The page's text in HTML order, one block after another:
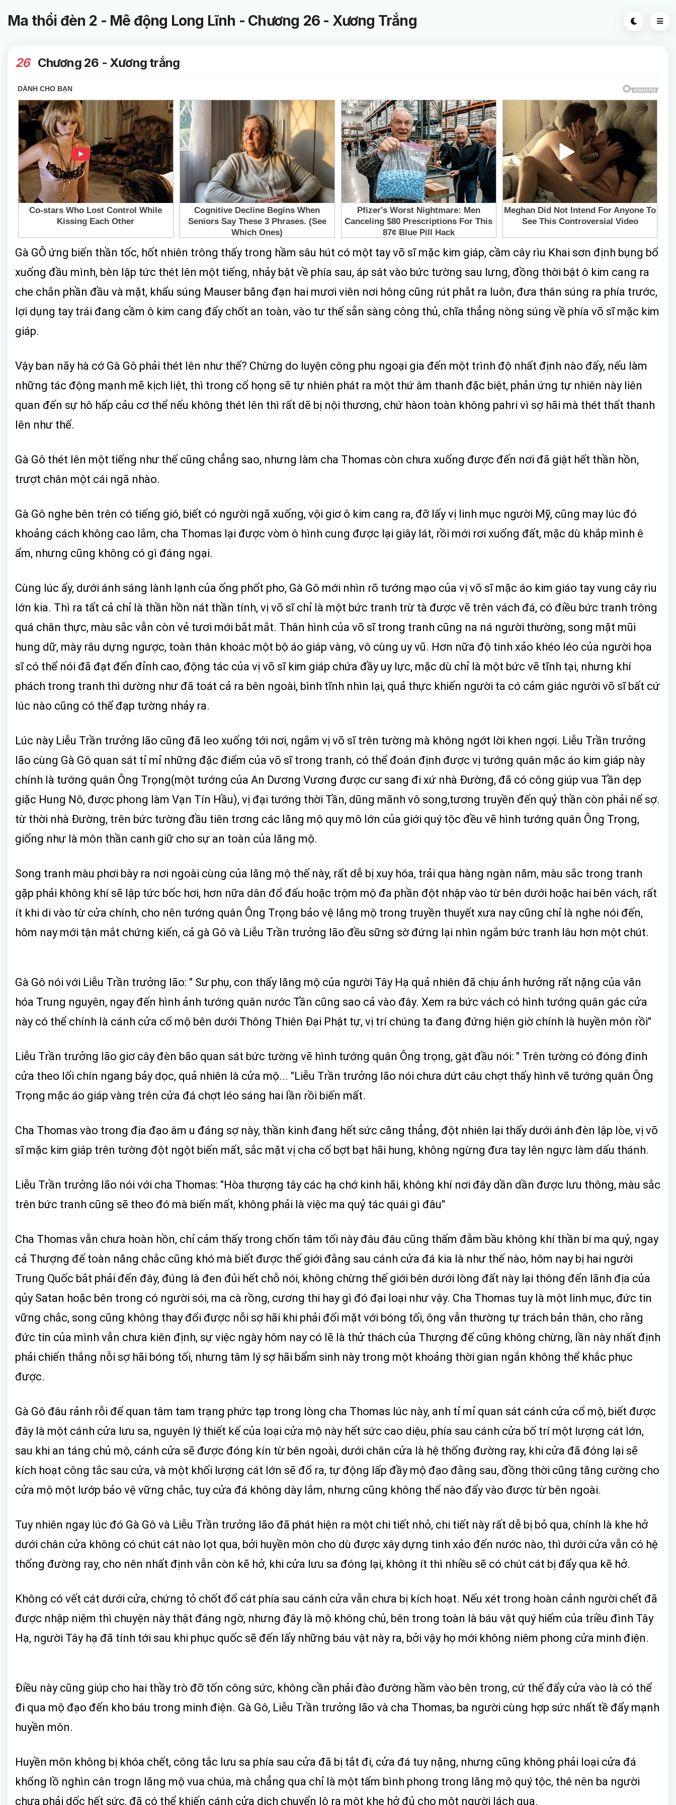
Ma thổi đèn 2 - Mê động Long Lĩnh - Chương 26 - Xương Trắng
26 Chương 26 - Xương trắng
Gà GÔ ứng biến thần tốc, hốt nhiên trông thấy trong hầm sâu hút có một tay võ sĩ mặc kim giáp, cầm cây rìu Khai sơn định bụng bổ
xuống đầu mình, bèn lập tức thét lên một tiếng, nhảy bật về phía sau, áp sát vào bức tường sau lưng, đồng thời bật ô kim cang ra
che chắn phần đầu và mặt, khẩu súng Mauser băng đạn hai mươi viên nơi hông cũng rút phắt ra luôn, đưa thân súng ra phía trước,
lợi dụng tay trái đang cầm ô kim cang đẩy chốt an toàn, vào tư thế sẵn sàng công thủ, chĩa thẳng nòng súng về phía võ sĩ mặc kim
giáp.
Vậy ban nãy hà cớ Gà Gô phải thét lên như thế? Chừng do luyện công phu ngoại gia đến một trình độ nhất định nào đấy, nếu làm
những tác động mạnh mẽ kịch liệt, thì trong cổ họng sẽ tự nhiên phát ra một thứ âm thanh đặc biệt, phản ứng tự nhiên này liên
quan đến sự hô hấp cảu cơ thể nếu không thét lên thì rất dẽ bị nội thương, chứ hàon toàn không pahri vì sợ hãi mà thét thất thanh
lên như thế.
Gà Gô thét lên một tiếng như thế cũng chẳng sao, nhưng làm cha Thomas còn chưa xuống được đến nơi đã giật hết thần hồn,
trượt chân một cái ngã nhào.
Gà Gô nghe bên trên có tiếng gió, biết có người ngã xuống, vội giơ ô kim cang ra, đỡ lấy vị linh mục người Mỹ, cũng may lúc đó
khoảng cách không cao lắm, cha Thomas lại được vòm ô hình cung được lại giây lát, rồi mới rơi xuống đất, mặc dù khắp mình ê
ẩm, nhưng cũng không có gì đáng ngại.
Cùng lúc ấy, dưới ánh sáng lành lạnh của ống phốt pho, Gà Gô mới nhìn rõ tướng mạo của vị võ sĩ mặc áo kim giáo tay vung cây rìu
lớn kia. Thì ra tất cả chỉ là thần hồn nát thần tính, vị võ sĩ chỉ là một bức tranh trừ tà được vẽ trên vách đá, có điều bức tranh trông
quá chân thực, màu sắc vẫn còn vẻ tươi mới bắt mắt. Thân hình của võ sĩ trong tranh cũng na ná người thường, song mặt mũi
hung dữ, mày râu dựng ngược, toàn thân khoác một bộ áo giáp vàng, vô cùng uy vũ. Hơn nữa độ tinh xảo khéo léo của người họa
sĩ có thể nói đã đạt đến đỉnh cao, động tác của vị võ sĩ kim giáp chứa đầy uy lực, mặc dù chỉ là một bức vẽ tĩnh tại, nhưng khí
phách trong tranh thì dường như đã toát cả ra bên ngoài, bình tĩnh nhìn lại, quả thực khiến người ta có cảm giác người võ sĩ bất cứ
lúc nào cũng có thể đạp tường nhảy ra.
Lúc này Liễu Trần trưởng lão cũng đã leo xuống tới nơi, ngắm vị võ sĩ trên tường mà không ngớt lời khen ngợi. Liễu Trần trưởng
lão cùng Gà Gô quan sát tỉ mỉ những đặc điểm của võ sĩ trong tranh, có thể đoán định được vị tướng quân mặc áo kim giáp này
chính là tướng quân Ông Trọng(một tướng của An Dương Vương được cư sang đi xứ nhà Đường, đã có công giúp vua Tần dẹp
giặc Hung Nô, được phong làm Vạn Tín Hầu), vị đại tướng thời Tần, dũng mãnh vô song,tương truyền đến quỷ thần còn phải nể sợ.
từ thời nhà Đường, trên bức tường đầu tiên trơng các lăng mộ quy mô lớn của giới quý tộc đều vẽ hình tướng quân Ông Trọng,
giống như là môn thần canh giữ cho sự an toàn của lăng mộ.
Song tranh màu phơi bày ra nơi ngoài cùng của lăng mộ thế này, rất dễ bị xuy hóa, trải qua hàng ngàn năm, màu sắc trong tranh
gặp phải không khí sẽ lập tức bốc hơi, hơn nữa dân đổ đấu hoặc trộm mộ đa phần đột nhập vào từ bên dưới hoặc hai bên vách, rất
ít khi di vào từ cửa chính, cho nên tướng quân Ông Trọng bảo vệ lăng mộ trong truyền thuyết xưa nay cũng chỉ là nghe nói đến,
hôm nay mới tận mắt chứng kiến, cả gà Gô và Liễu Trần trưởng lão đều sững sờ đứng lại nhìn ngắm bức tranh lâu hơn một chút.
Gà Gô nói với Liễu Trần trưởng lão: " Sư phụ, con thấy lăng mộ của người Tây Hạ quả nhiên đã chịu ảnh hưởng rất nặng của văn
hóa Trung nguyên, ngay đến hình ảnh tướng quân nước Tần cũng sao cả vào đây. Xem ra bức vách có hình tướng quân gác cửa
này có thể chính là cánh cửa cổ mộ bên dưới Thông Thiên Đại Phật tự, vị trí chúng ta đang đứng hiện giờ chính là huyền môn rồi"
Liễu Trần trưởng lão giơ cây đèn bão quan sát bức tường vẽ hình tướng quân Ông trọng, gật đầu nói: " Trên tường có đóng đinh
cửa theo lối chín ngang bảy dọc, quả nhiên là cửa mộ... "Liễu Trần trưởng lão nói chưa dứt câu chợt thấy hình vẽ tướng quân Ông
Trọng mặc áo giáp vàng trên cửa đá chợt léo sáng hai lần rồi biến mất.
Cha Thomas vào trong địa đạo âm u đáng sợ này, thần kinh đang hết sức căng thẳng, đột nhiên lại thấy dưới ánh đèn lập lòe, vị võ
sĩ mặc kim giáp trên tường đột ngột biến mất, sắc mặt vị cha cố bợt bạt hãi hung, không ngừng đưa tay lên ngực làm dấu thánh.
Liễu Trần trưởng lão nói với cha Thomas: "Hòa thượng tây các hạ chớ kinh hãi, không khí nơi đây dần dần được lưu thông, màu sắc
trên bức tranh cũng sẽ theo đó mà biến mất, không phải là việc ma quỷ tác quái gì đâu"
Cha Thomas vẫn chưa hoàn hồn, chỉ cảm thấy trong chốn tăm tối này đâu đâu cũng thấm đẫm bầu không khí thần bí ma quỷ, ngay
cả Thượng đế toàn năng chắc cũng khó mà biết được thế giới đằng sau cánh cửa đá kia là như thế nào, hôm nay bị hai người
Trung Quốc bắt phải đến đây, đúng là đen đủi hết chỗ nói, không chừng thế giới bên dưới lòng đất này lại thông đến lãnh địa của
qủy Satan hoặc bên trong có người sói, ma cà rồng, cương thi hay gì đó đại loại như vậy. Cha Thomas tuy là một linh mục, đức tin
vững chắc, song cũng không thay đổi được nỗi sợ hãi khi phải đối mặt với bóng tối, ông vẫn thường tự trách bản thân, cho rằng
đức tin của mình vẫn chưa kiên định, sự việc ngày hôm nay có lẽ là thử thách của Thượng đế cũng không chừng, lần này nhất định
phải chiến thắng nỗi sợ hãi bóng tối, nhưng tâm lý sợ hãi bẩm sinh này trong một khoảng thời gian ngắn không thể khắc phục
được.
Gà Gô đâu rảnh rỗi để quan tâm tam trạng phức tạp trong lòng cha Thomas lúc này, anh tỉ mỉ quan sát cánh cửa cổ mộ, biết được
đây là một cánh cửa lưu sa, nguyên lý thiết kế của loại cửa mộ này hết sức cao diệu, phía sau cánh cửa bố trí một lượng cát lớn,
sau khi an táng chủ mộ, cánh cửa sẽ được đóng kín từ bên ngoài, dưới chân cửa là hệ thống đường ray, khi cửa đã đóng lại sẽ
kích hoạt công tắc sau cửa, và một khối lượng cát lớn sẽ đổ ra, tự động lấp đầy mộ đạo đằng sau, đồng thời cũng tăng cường cho
cửa mộ một lướp bảo vệ vững chắc, tuy cửa đá không dày lắm, nhưng cũng không thể nào đẩy vào được từ bên ngoài.
Tuy nhiên ngay lúc đó Gà Gô và Liễu Trần trưởng lão đã phát hiện ra một chi tiết nhỏ, chi tiết này rất dễ bị bỏ qua, chính là khe hở
dưới chân cửa không có chút cát nào lọt qua, bởi huyền môn cho dù được xây dựng tinh xảo đến nước nào, thì dưới cửa vẫn có hệ
thống đường ray, cho nên nhất định vẫn còn kẽ hở, khi cửa lưu sa đóng lại, không ít thì nhiều sẽ có chút cát bị đẩy qua kẽ hở.
Không có vết cát dưới cửa, chứng tỏ chốt đổ cát phía sau cánh cửa vẫn chưa bị kích hoạt. Nếu xét trong hoàn cảnh người chết đã
được nhập niệm thì chuyện này thật đáng ngờ, nhưng đây là mộ không chủ, bên trong toàn là báu vật quý hiếm của triều đình Tây
Hạ, người Tây hạ đã tính tới sau khi phục quốc sẽ đến lấy những báu vật này ra, bởi vậy họ mới không niêm phong cửa minh điện.
Điều này cũng giúp cho hai thầy trò đỡ tốn công sức, không cần phải đào đường hầm vào bên trong, cứ thế đẩy cửa vào là có thể
đi qua mộ đạo đến kho báu trong minh điện. Gà Gô, Liễu Trần trưởng lão và cha Thomas, ba người cùng hợp sức nhất tề đẩy mạnh
huyền môn.
Huyền môn không bị khóa chết, công tắc lưu sa phía sau cửa đã bị tắt đi, cửa đá tuy nặng, nhưng cũng không phải loại cửa đá
khổng lồ nghìn cân trogn lăng mộ vua chúa, mà chẳng qua chỉ là một tấm bình phong trong lăng mộ quý tộc, thê nên ba người
chưa phải dốc hết sức, đã có thể khiến cánh cửa dịch chuyển lộ ra một khe hở đủ cho một người lách qua.